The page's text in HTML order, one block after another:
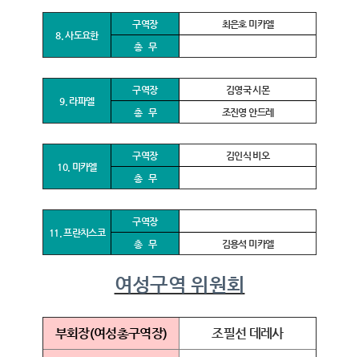
8. 사도요한
구역장
최은호 미카엘
총 무
9. 라파엘
구역장
김영국 시몬
총 무
조진영 안드레
10. 미카엘
구역장
김인식 비오
총 무
11. 프란치스코
구역장
총 무
김용석 미카엘
여성구역 위원회
부회장(여성총구역장) 조필선 데레사